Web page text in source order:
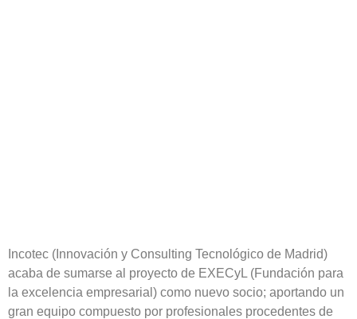
Incotec (Innovación y Consulting Tecnológico de Madrid)
acaba de sumarse al proyecto de EXECyL (Fundación para
la excelencia empresarial) como nuevo socio; aportando un
gran equipo compuesto por profesionales procedentes de